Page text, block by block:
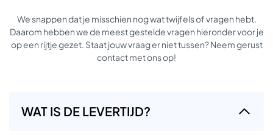
We snappen dat je misschien nog wat twijfels of vragen hebt.
Daarom hebben we de meest gestelde vragen hieronder voor je
op een rijtje gezet. Staat jouw vraag er niet tussen? Neem gerust
contact met ons op!
WAT IS DE LEVERTIJD?